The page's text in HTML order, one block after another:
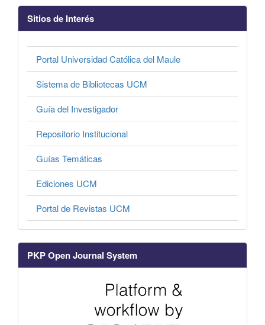
Sitios de Interés
Portal Universidad Católica del Maule
Sistema de Bibliotecas UCM
Guía del Investigador
Repositorio Institucional
Guías Temáticas
Ediciones UCM
Portal de Revistas UCM
PKP Open Journal System